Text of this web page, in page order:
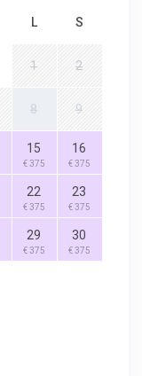
L S
1 2
8 9
15
€ 375
16
€ 375
22
€ 375
23
€ 375
29
€ 375
30
€ 375